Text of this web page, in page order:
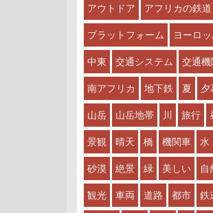
アウトドア アフリカの鉄道
プラットフォーム ヨーロ
中東 交通システム 交通機
南アフリカ 地下鉄 夏 夕
山岳 山岳地帯 川 旅行
景観 晴天 橋 機関車 水
砂漠 絶景 緑 美しい 自
観光 車両 道路 都市 鉄